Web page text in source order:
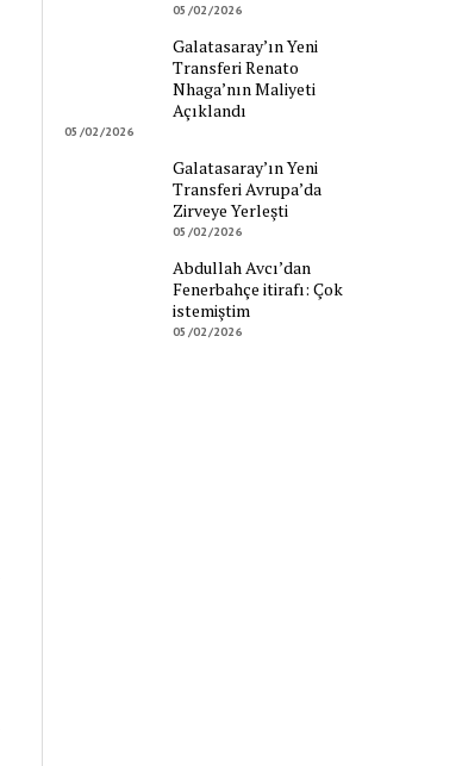
05/02/2026
Galatasaray’ın Yeni
Transferi Renato
Nhaga’nın Maliyeti
Açıklandı
05/02/2026
Galatasaray’ın Yeni
Transferi Avrupa’da
Zirveye Yerleşti
05/02/2026
Abdullah Avcı’dan
Fenerbahçe itirafı: Çok
istemiştim
05/02/2026